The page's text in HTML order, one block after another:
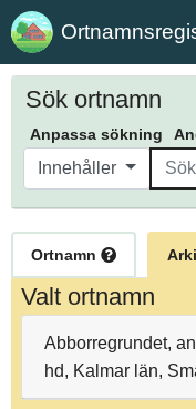
Sök ortnamn
Anpassa sökning
Innehåller
Ortnamn
Valt ortnamn
Abborregrundet,
hd, Kalmar län,